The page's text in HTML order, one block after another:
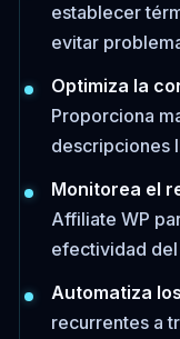
establecer
evitar
Optimiza la
Proporciona
descripciones
Monitorea el
Affiliate WP
efectividad
Automatiza
recurrentes a